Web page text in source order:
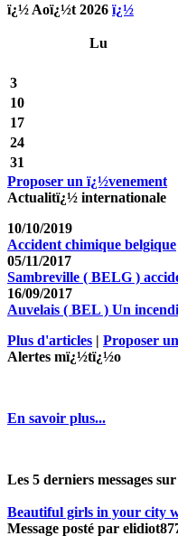
ï¿½ Aoï¿½t 2026 ï¿½
Lu
3
10
17
24
31
Proposer un ï¿½venement
Actualitï¿½ internationale
10/10/2019
Accident chimique belgique
05/11/2017
Sambreville ( BELG )
16/09/2017
Auvelais ( BEL ) Un
Plus d'articles | Proposer
Alertes mï¿½tï¿½o
En savoir plus...
Les 5 derniers messages
Beautiful girls in your city
Message posté par